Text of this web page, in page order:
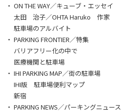
ON THE WAY／キューブ・エッセイ
太田 治子／OHTA Haruko 作家
駐車場のアルバイト
PARKING FRONTIER／特集
バリアフリー化の中で
医療機関と駐車場
IHI PARKING MAP／街の駐車場
IHI版 駐車場便利マップ
新宿
PARKING NEWS／パーキングニュース